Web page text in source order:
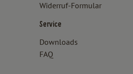
lammertzhof/
lammertzhof/
www.youtube.com/channel/
Link zu https://www.flickr.com/
Widerruf-Formular
Service
Downloads
FAQ